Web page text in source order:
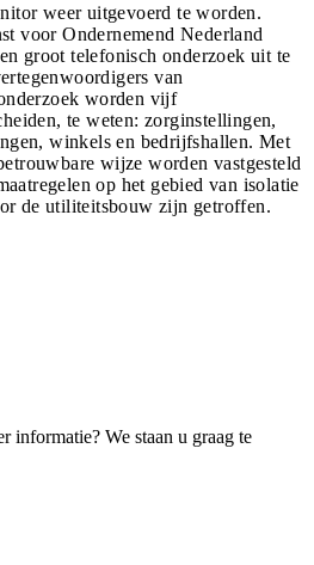
weer uitgevoerd te worden.
voor Ondernemend Nederland
groot telefonisch onderzoek uit te
van
worden vijf
te weten: zorginstellingen,
winkels en bedrijfshallen. Met
wijze worden vastgesteld
op het gebied van isolatie
de utiliteitsbouw zijn getroffen.
informatie? We staan u graag te